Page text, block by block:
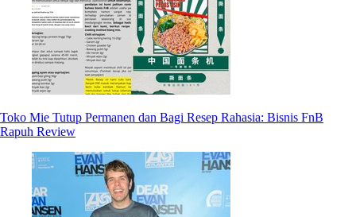
Toko Mie Tutup Permanen dan Bagi Resep Rahasia: Bisnis FnB
Rapuh Review